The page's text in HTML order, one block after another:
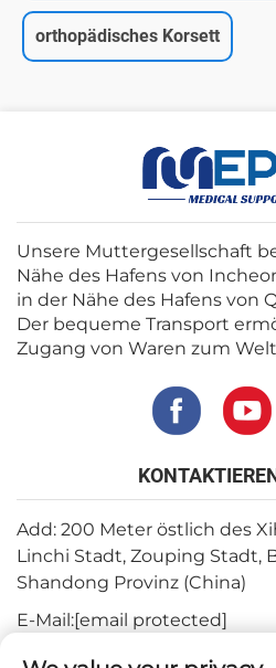
orthopädisches Korsett
Unsere Muttergesellschaft
Nähe des Hafens von
in der Nähe des Hafens von
Der bequeme Transport
Zugang von Waren zum
Add: 200 Meter östlich des
Linchi Stadt, Zouping Stadt,
Shandong Provinz (China)
E-Mail:[email protected]
Tel.: +82-3180427370